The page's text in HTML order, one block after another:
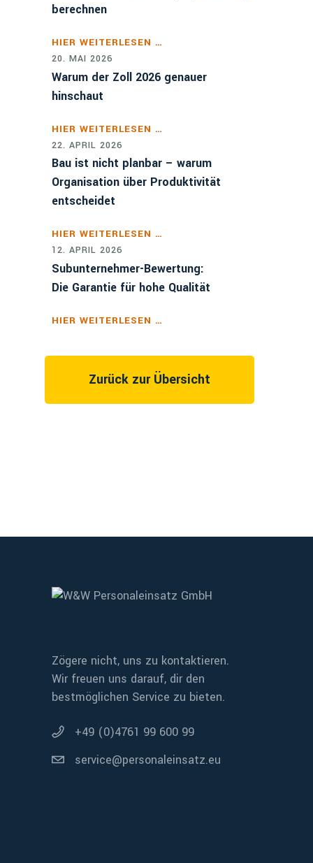
berechnen
HIER WEITERLESEN …
20. MAI 2026
Warum der Zoll 2026 genauer
hinschaut
HIER WEITERLESEN …
22. APRIL 2026
Bau ist nicht planbar – warum
Organisation über Produktivität
entscheidet
HIER WEITERLESEN …
12. APRIL 2026
Subunternehmer-Bewertung:
Die Garantie für hohe Qualität
HIER WEITERLESEN …
Zurück zur Übersicht
Zögere nicht, uns zu kontaktieren.
Wir freuen uns darauf, dir den
bestmöglichen Service zu bieten.
+49 (0)4761 99 600 99
service@personaleinsatz.eu